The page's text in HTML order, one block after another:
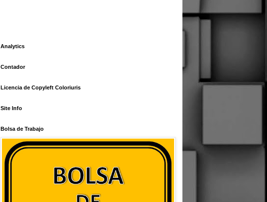
Analytics
Contador
Licencia de Copyleft Coloriuris
Site Info
Bolsa de Trabajo